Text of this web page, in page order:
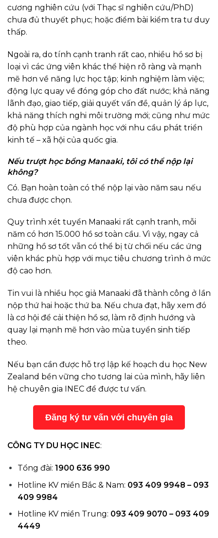
cương nghiên cứu (với Thạc sĩ nghiên cứu/PhD)
chưa đủ thuyết phục; hoặc điểm bài kiểm tra tư duy
thấp.
Ngoài ra, do tính cạnh tranh rất cao, nhiều hồ sơ bị
loại vì các ứng viên khác thể hiện rõ ràng và mạnh
mẽ hơn về năng lực học tập; kinh nghiệm làm việc;
động lực quay về đóng góp cho đất nước; khả năng
lãnh đạo, giao tiếp, giải quyết vấn đề, quản lý áp lực,
khả năng thích nghi môi trường mới; cũng như mức
độ phù hợp của ngành học với nhu cầu phát triển
kinh tế – xã hội của quốc gia.
Nếu trượt học bổng Manaaki, tôi có thể nộp lại
không?
Có. Bạn hoàn toàn có thể nộp lại vào năm sau nếu
chưa được chọn.
Quy trình xét tuyển Manaaki rất cạnh tranh, mỗi
năm có hơn 15.000 hồ sơ toàn cầu. Vì vậy, ngay cả
những hồ sơ tốt vẫn có thể bị từ chối nếu các ứng
viên khác phù hợp với mục tiêu chương trình ở mức
độ cao hơn.
Tin vui là nhiều học giả Manaaki đã thành công ở lần
nộp thứ hai hoặc thứ ba. Nếu chưa đạt, hãy xem đó
là cơ hội để cải thiện hồ sơ, làm rõ định hướng và
quay lại mạnh mẽ hơn vào mùa tuyển sinh tiếp
theo.
Nếu bạn cần được hỗ trợ lập kế hoạch du học New
Zealand bền vững cho tương lai của mình, hãy liên
hệ chuyên gia INEC để được tư vấn.
Đăng ký tư vấn với chuyên gia
CÔNG TY DU HỌC INEC:
Tổng đài: 1900 636 990
Hotline KV miền Bắc & Nam: 093 409 9948 – 093
409 9984
Hotline KV miền Trung: 093 409 9070 – 093 409
4449